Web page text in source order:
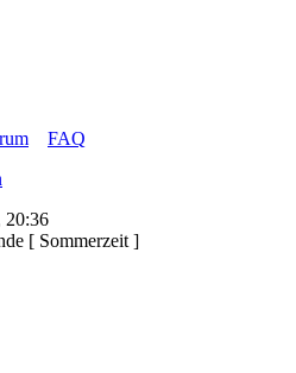
FAQ
20:36
[ Sommerzeit ]